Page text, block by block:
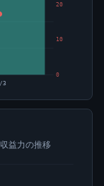
0
10
20
3
益力の推移